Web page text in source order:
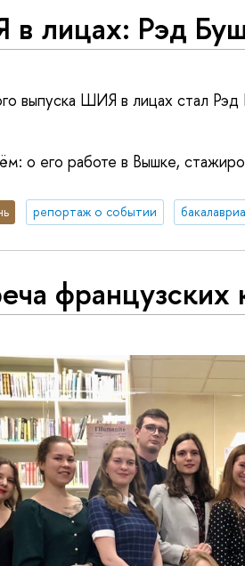
лицах: Рэд
выпуска ШИЯ в лицах стал
о его работе в Вышке,
репортаж о событии
французских